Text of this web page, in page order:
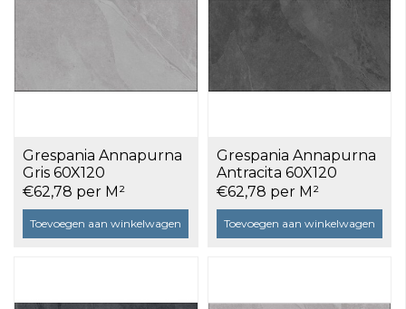
Grespania Annapurna
Gris 60X120
gerectificeerd a 1,44
m²
€62,78 per M²
Toevoegen aan winkelwagen
Grespania Annapurna
Antracita 60X120
gerectificeerd a 1,44
m²
€62,78 per M²
Toevoegen aan winkelwagen